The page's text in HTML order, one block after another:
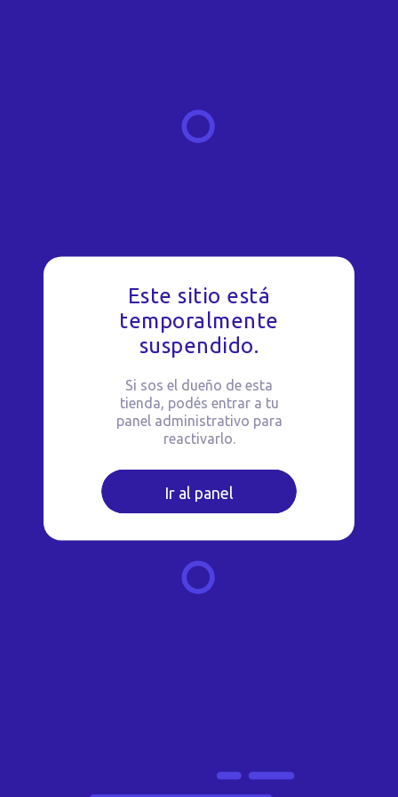
Este sitio está
temporalmente
suspendido.
Si sos el dueño de esta
tienda, podés entrar a tu
panel administrativo para
reactivarlo.
Ir al panel